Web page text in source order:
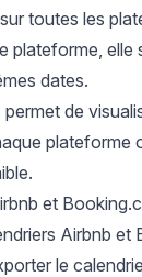
toutes les
plateforme,
dates.
de
et
Airbnb
le